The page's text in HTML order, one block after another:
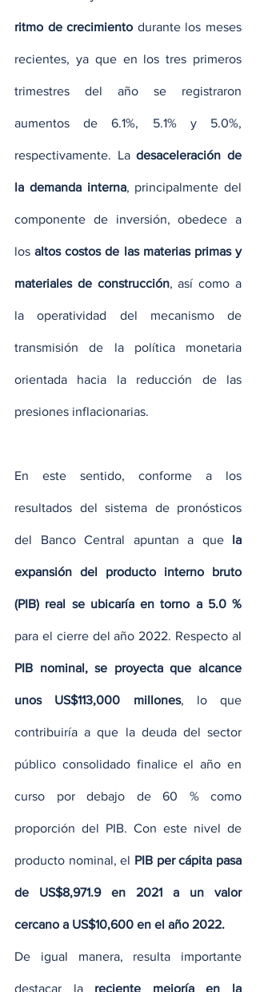
ritmo de crecimiento durante los meses
recientes, ya que en los tres primeros
trimestres del año se registraron
aumentos de 6.1%, 5.1% y 5.0%,
respectivamente. La desaceleración de
la demanda interna, principalmente del
componente de inversión, obedece a
los altos costos de las materias primas y
materiales de construcción, así como a
la operatividad del mecanismo de
transmisión de la política monetaria
orientada hacia la reducción de las
presiones inflacionarias.
En este sentido, conforme a los
resultados del sistema de pronósticos
del Banco Central apuntan a que la
expansión del producto interno bruto
PIB nominal, se proyecta que alcance
unos US$113,000 millones, lo que
contribuiría a que la deuda del sector
público consolidado finalice el año en
curso por debajo de 60 % como
proporción del PIB. Con este nivel de
producto nominal, el PIB per cápita pasa
de US$8,971.9 en 2021 a un valor
cercano a US$10,600 en el año 2022.
De igual manera, resulta importante
destacar la reciente mejoría en la